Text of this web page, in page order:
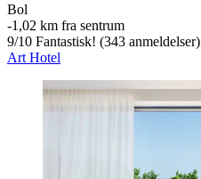
Bol
‐1,02 km fra sentrum
9/10 Fantastisk! (343 anmeldelser)
Art Hotel